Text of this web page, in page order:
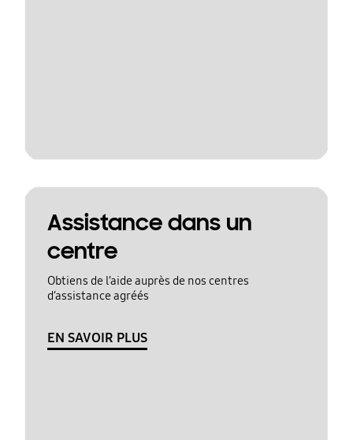
Assistance dans un
centre
Obtiens de l’aide auprès de nos centres
d’assistance agréés
EN SAVOIR PLUS